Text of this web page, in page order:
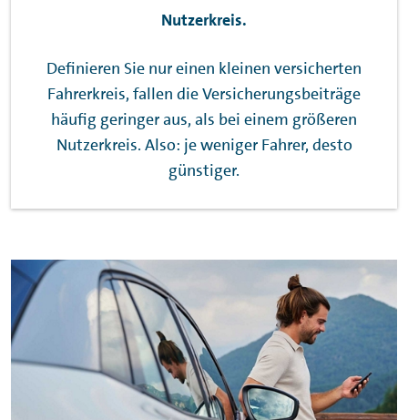
Nutzerkreis.
Definieren Sie nur einen kleinen versicherten
Fahrerkreis, fallen die Versicherungsbeiträge
häufig geringer aus, als bei einem größeren
Nutzerkreis. Also: je weniger Fahrer, desto
günstiger.